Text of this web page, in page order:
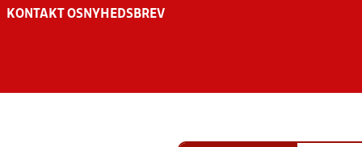
KONTAKT OS NYHEDSBREV